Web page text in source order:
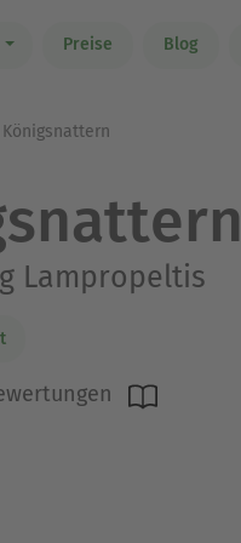
Preise Blog
Königsnattern
Lampropeltis